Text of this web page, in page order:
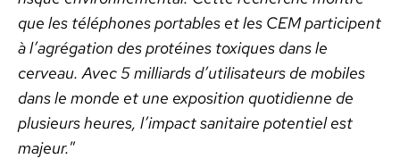
que les télé­phones porta­bles et les CEM par­ticipent
à l’agrégation des pro­téines tox­iques dans le
cerveau. Avec 5 mil­liards d’utilisateurs de mobiles
dans le monde et une expo­si­tion quo­ti­di­enne de
plusieurs heures, l’impact san­i­taire poten­tiel est
majeur.”